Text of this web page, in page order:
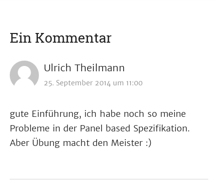
Ein Kommentar
Ulrich Theilmann
25. September 2014 um 11:00
gute Einführung, ich habe noch so meine
Probleme in der Panel based Spezifikation.
Aber Übung macht den Meister :)